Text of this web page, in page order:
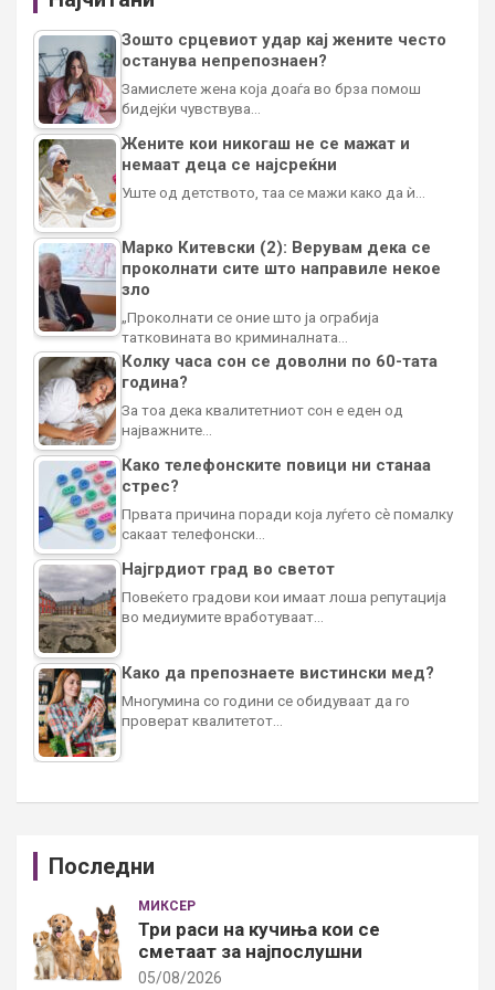
Зошто срцевиот удар кај жените често
останува непрепознаен?
Замислете жена која доаѓа во брза помош
бидејќи чувствува…
Жените кои никогаш не се мажат и
немаат деца се најсреќни
Уште од детството, таа се мажи како да ѝ…
Марко Китевски (2): Верувам дека се
проколнати сите што направиле некое
зло
„Проколнати се оние што ја ограбија
татковината во криминалната…
Колку часа сон се доволни по 60-тата
година?
За тоа дека квалитетниот сон е еден од
најважните…
Како телефонските повици ни станаа
стрес?
Првата причина поради која луѓето сè помалку
сакаат телефонски…
Најгрдиот град во светот
Повеќето градови кои имаат лоша репутација
во медиумите вработуваат…
Како да препознаете вистински мед?
Многумина со години се обидуваат да го
проверат квалитетот…
Последни
МИКСЕР
Три раси на кучиња кои се
сметаат за најпослушни
05/08/2026